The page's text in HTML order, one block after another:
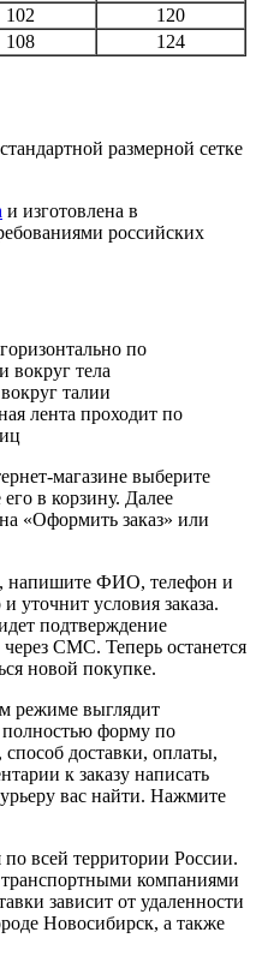
102
120
108 124
размерной сетке
и изготовлена в
российских
по
вокруг тела
талии
лента проходит по
магазине выберите
в корзину. Далее
«Оформить заказ» или
напишите ФИО, телефон и
уточнит условия заказа.
подтверждение
СМС. Теперь останется
новой покупке.
режиме выглядит
форму по
доставки, оплаты,
к заказу написать
вас найти. Нажмите
по всей территории России.
компаниями
зависит от удаленности
Новосибирск, а также